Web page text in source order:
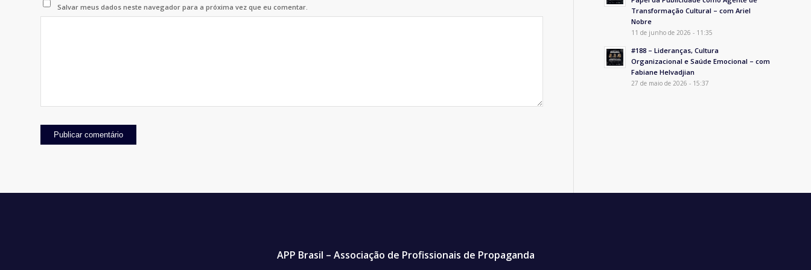
Salvar meus dados neste navegador para a próxima vez que eu comentar.
Transformação Cultural – com Ariel
Nobre
11 de junho de 2026 - 11:35
#188 – Lideranças, Cultura
Organizacional e Saúde Emocional – com
Fabiane Helvadjian
27 de maio de 2026 - 15:37
APP Brasil – Associação de Profissionais de Propaganda